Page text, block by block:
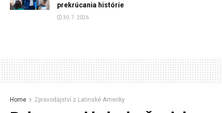
prekrúcania histórie
30. 7. 2026
Home Zpravodajství z Latinské Ameriky